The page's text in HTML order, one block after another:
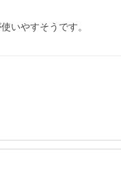
いやすそうです。